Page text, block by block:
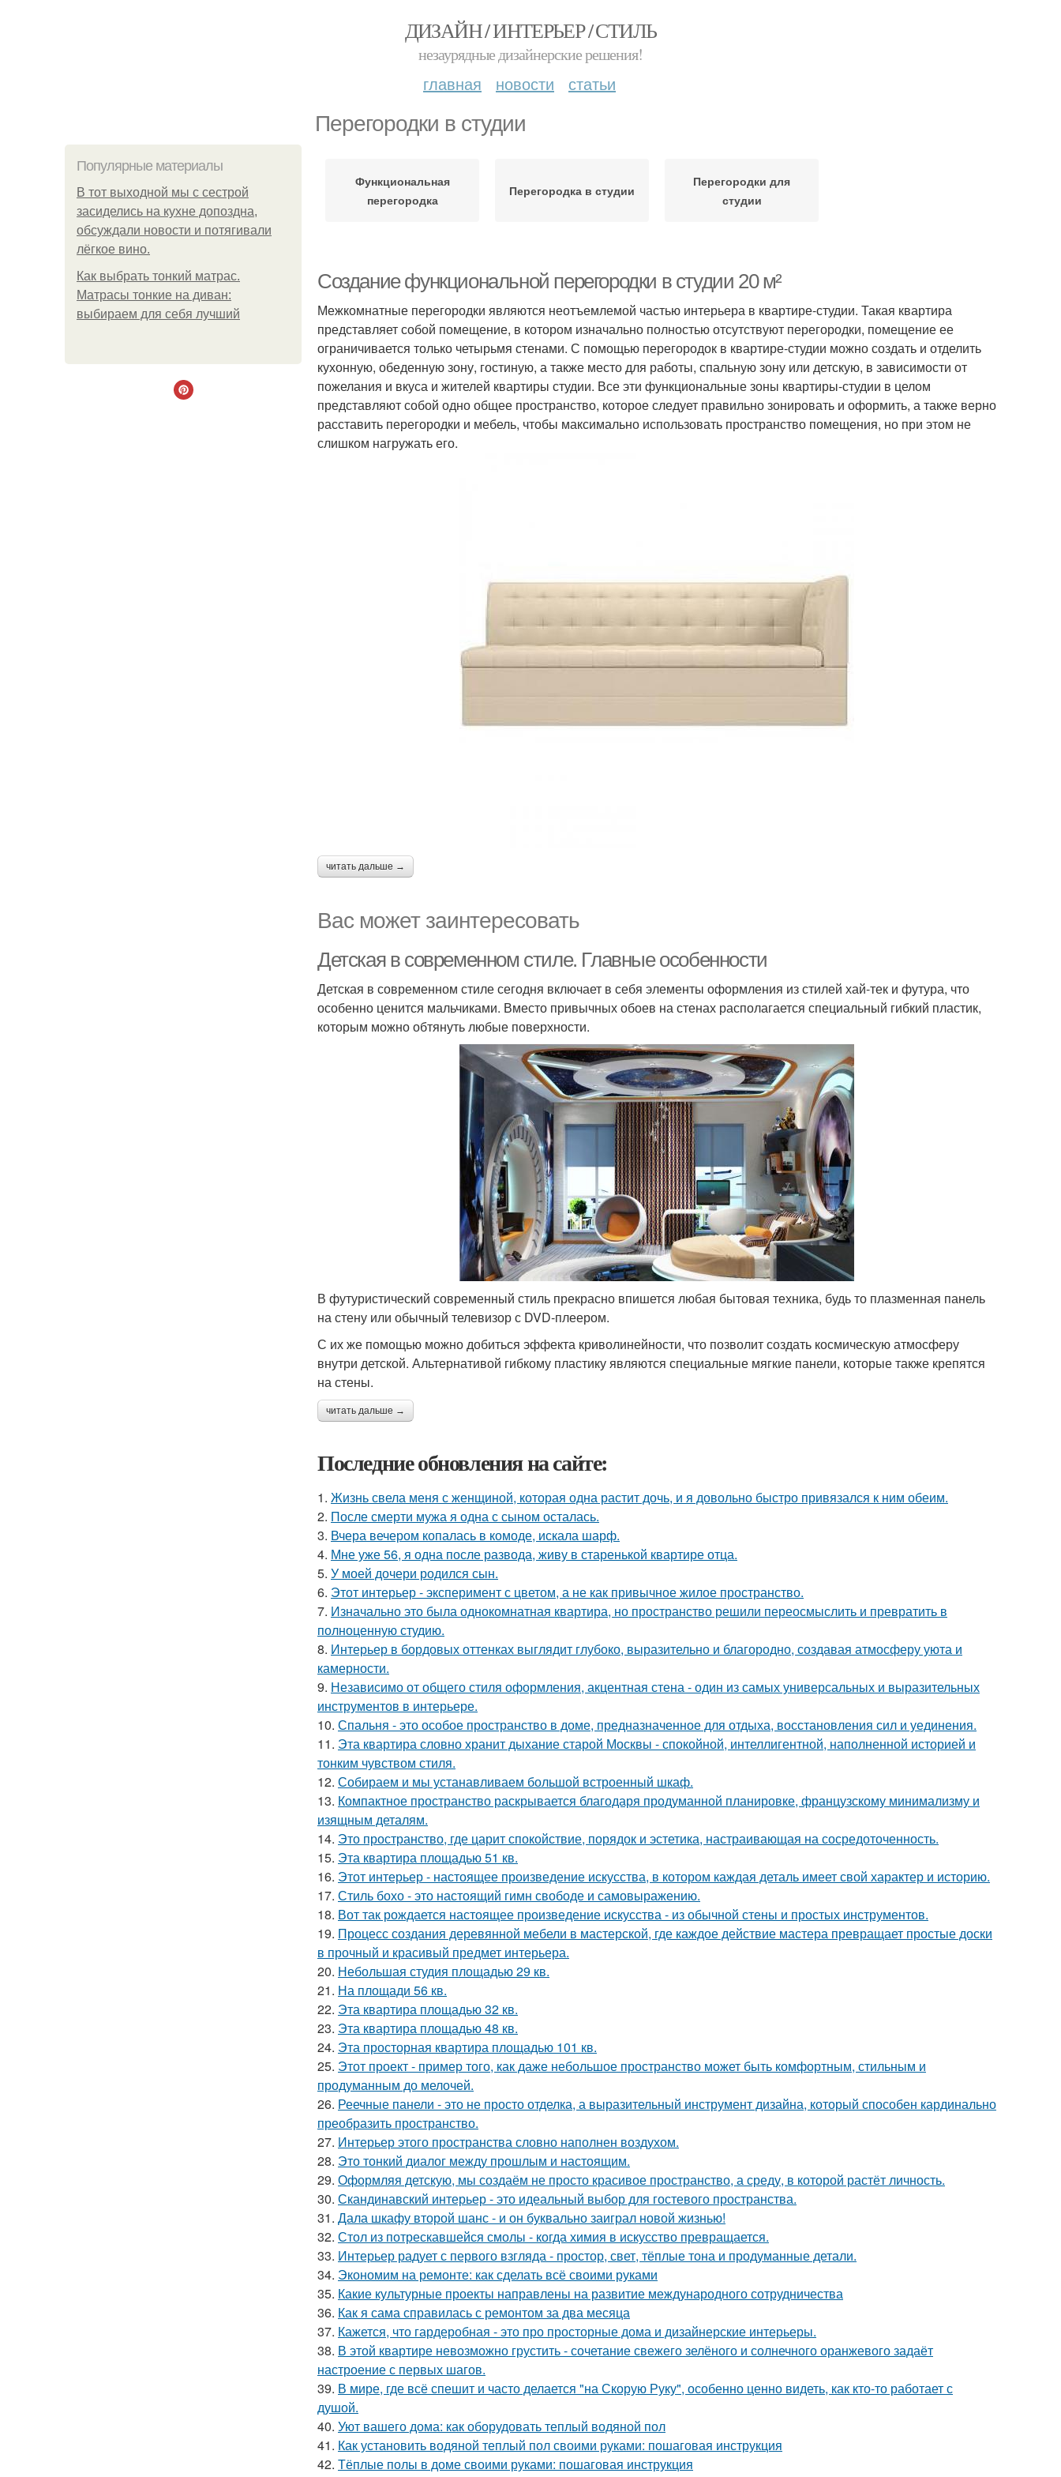
ДИЗАЙН / ИНТЕРЬЕР / СТИЛЬ
незаурядные дизайнерские решения!
главная новости статьи
Перегородки в студии
Популярные материалы
В тот выходной мы с сестрой
засиделись на кухне допоздна,
обсуждали новости и потягивали
лёгкое вино.
Как выбрать тонкий матрас.
Матрасы тонкие на диван:
выбираем для себя лучший
Функциональная
перегородка
Перегородка в студии
Перегородки для
студии
Создание функциональной перегородки в студии 20 м²
Межкомнатные перегородки являются неотъемлемой частью интерьера в квартире-студии. Такая квартира
представляет собой помещение, в котором изначально полностью отсутствуют перегородки, помещение ее
ограничивается только четырьмя стенами. С помощью перегородок в квартире-студии можно создать и отделить
кухонную, обеденную зону, гостиную, а также место для работы, спальную зону или детскую, в зависимости от
пожелания и вкуса и жителей квартиры студии. Все эти функциональные зоны квартиры-студии в целом
представляют собой одно общее пространство, которое следует правильно зонировать и оформить, а также верно
расставить перегородки и мебель, чтобы максимально использовать пространство помещения, но при этом не
слишком нагружать его.
читать дальше →
Вас может заинтересовать
Детская в современном стиле. Главные особенности
Детская в современном стиле сегодня включает в себя элементы оформления из стилей хай-тек и футура, что
особенно ценится мальчиками. Вместо привычных обоев на стенах располагается специальный гибкий пластик,
которым можно обтянуть любые поверхности.
В футуристический современный стиль прекрасно впишется любая бытовая техника, будь то плазменная панель
на стену или обычный телевизор с DVD-плеером.
С их же помощью можно добиться эффекта криволинейности, что позволит создать космическую атмосферу
внутри детской. Альтернативой гибкому пластику являются специальные мягкие панели, которые также крепятся
на стены.
читать дальше →
Последние обновления на сайте:
1. Жизнь свела меня с женщиной, которая одна растит дочь, и я довольно быстро привязался к ним обеим.
2. После смерти мужа я одна с сыном осталась.
3. Вчера вечером копалась в комоде, искала шарф.
4. Мне уже 56, я одна после развода, живу в старенькой квартире отца.
5. У моей дочери родился сын.
6. Этот интерьер - эксперимент с цветом, а не как привычное жилое пространство.
7. Изначально это была однокомнатная квартира, но пространство решили переосмыслить и превратить в
полноценную студию.
8. Интерьер в бордовых оттенках выглядит глубоко, выразительно и благородно, создавая атмосферу уюта и
камерности.
9. Независимо от общего стиля оформления, акцентная стена - один из самых универсальных и выразительных
инструментов в интерьере.
10. Спальня - это особое пространство в доме, предназначенное для отдыха, восстановления сил и уединения.
11. Эта квартира словно хранит дыхание старой Москвы - спокойной, интеллигентной, наполненной историей и
тонким чувством стиля.
12. Собираем и мы устанавливаем большой встроенный шкаф.
13. Компактное пространство раскрывается благодаря продуманной планировке, французскому минимализму и
изящным деталям.
14. Это пространство, где царит спокойствие, порядок и эстетика, настраивающая на сосредоточенность.
15. Эта квартира площадью 51 кв.
16. Этот интерьер - настоящее произведение искусства, в котором каждая деталь имеет свой характер и историю.
17. Стиль бохо - это настоящий гимн свободе и самовыражению.
18. Вот так рождается настоящее произведение искусства - из обычной стены и простых инструментов.
19. Процесс создания деревянной мебели в мастерской, где каждое действие мастера превращает простые доски
в прочный и красивый предмет интерьера.
20. Небольшая студия площадью 29 кв.
21. На площади 56 кв.
22. Эта квартира площадью 32 кв.
23. Эта квартира площадью 48 кв.
24. Эта просторная квартира площадью 101 кв.
25. Этот проект - пример того, как даже небольшое пространство может быть комфортным, стильным и
продуманным до мелочей.
26. Реечные панели - это не просто отделка, а выразительный инструмент дизайна, который способен кардинально
преобразить пространство.
27. Интерьер этого пространства словно наполнен воздухом.
28. Это тонкий диалог между прошлым и настоящим.
29. Оформляя детскую, мы создаём не просто красивое пространство, а среду, в которой растёт личность.
30. Скандинавский интерьер - это идеальный выбор для гостевого пространства.
31. Дала шкафу второй шанс - и он буквально заиграл новой жизнью!
32. Стол из потрескавшейся смолы - когда химия в искусство превращается.
33. Интерьер радует с первого взгляда - простор, свет, тёплые тона и продуманные детали.
34. Экономим на ремонте: как сделать всё своими руками
35. Какие культурные проекты направлены на развитие международного сотрудничества
36. Как я сама справилась с ремонтом за два месяца
37. Кажется, что гардеробная - это про просторные дома и дизайнерские интерьеры.
38. В этой квартире невозможно грустить - сочетание свежего зелёного и солнечного оранжевого задаёт
настроение с первых шагов.
39. В мире, где всё спешит и часто делается "на Скорую Руку", особенно ценно видеть, как кто-то работает с
душой.
40. Уют вашего дома: как оборудовать теплый водяной пол
41. Как установить водяной теплый пол своими руками: пошаговая инструкция
42. Тёплые полы в доме своими руками: пошаговая инструкция